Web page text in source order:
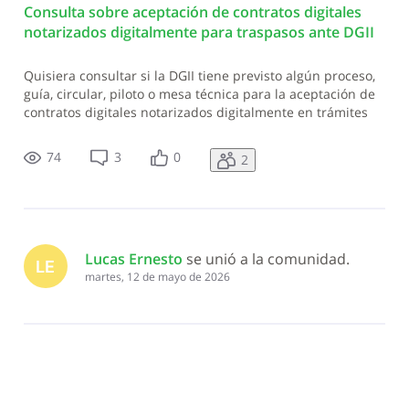
Consulta sobre aceptación de contratos digitales
notarizados digitalmente para traspasos ante DGII
Quisiera consultar si la DGII tiene previsto algún proceso,
guía, circular, piloto o mesa técnica para la aceptación de
contratos digitales notarizados digitalmente en trámites
inmuebles o descargo de inmuebles. La consulta no se
refiere solamente
74 3 0 2
LE Lucas Ernesto se unió a la comunidad.
martes, 12 de mayo de 2026